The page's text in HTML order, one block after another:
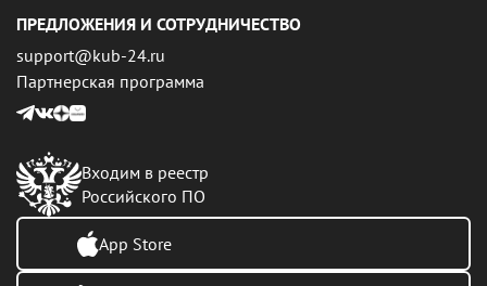
ПРЕДЛОЖЕНИЯ И СОТРУДНИЧЕСТВО
support@kub-24.ru
Партнерская программа
Входим в реестр
Российского ПО
App Store